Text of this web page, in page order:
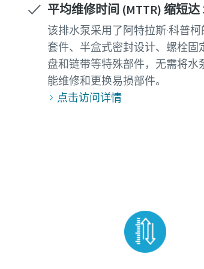
平均维修时间 (MTTR) 缩短达
该排水泵采用了阿特拉斯·科普
套件、半盒式密封设计、螺栓固
盘和链带等特殊部件，无需将水
能维修和更换易损部件。
点击访问详情